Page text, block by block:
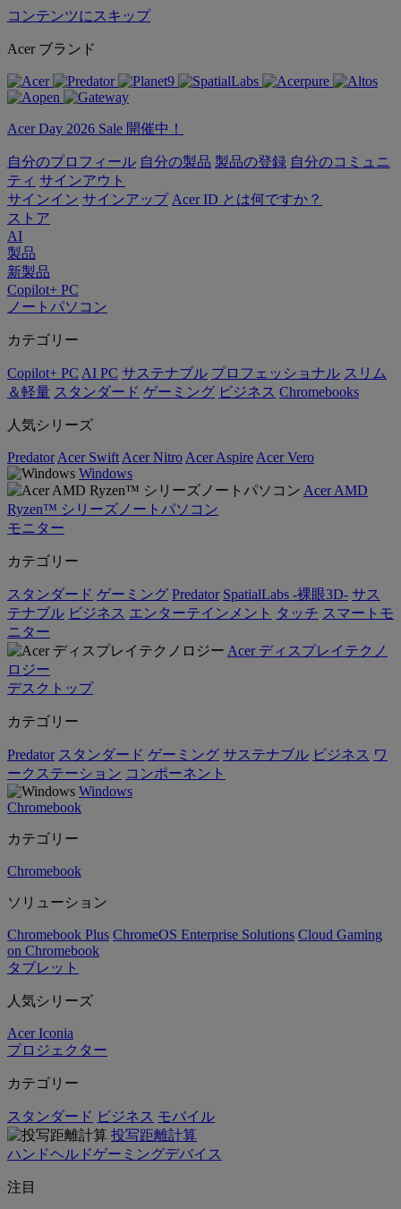
コンテンツにスキップ
Acer ブランド
Acer Day 2026 Sale 開催中！
自分のプロフィール 自分の製品 製品の登録 自分のコミュニ
ティ サインアウト
サインイン サインアップ Acer ID とは何ですか？
ストア
AI
製品
新製品
Copilot+ PC
ノートパソコン
カテゴリー
Copilot+ PC AI PC サステナブル プロフェッショナル スリム
＆軽量 スタンダード ゲーミング ビジネス Chromebooks
人気シリーズ
Predator Acer Swift Acer Nitro Acer Aspire Acer Vero
Windows
Acer AMD
Ryzen™ シリーズノートパソコン
モニター
カテゴリー
スタンダード ゲーミング Predator SpatialLabs -裸眼3D- サス
テナブル ビジネス エンターテインメント タッチ スマートモ
ニター
Acer ディスプレイテクノ
ロジー
デスクトップ
カテゴリー
Predator スタンダード ゲーミング サステナブル ビジネス ワ
ークステーション コンポーネント
Windows
Chromebook
カテゴリー
Chromebook
ソリューション
Chromebook Plus ChromeOS Enterprise Solutions Cloud Gaming
on Chromebook
タブレット
人気シリーズ
Acer Iconia
プロジェクター
カテゴリー
スタンダード ビジネス モバイル
投写距離計算
ハンドヘルドゲーミングデバイス
注目